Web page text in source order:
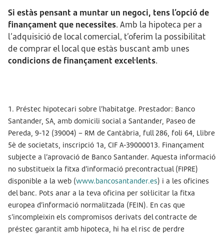
Si estàs pensant a muntar un negoci, tens l’opció de
finançament que necessites. Amb la hipoteca per a
l’adquisició de local comercial, t’oferim la possibilitat
de comprar el local que estàs buscant amb unes
condicions de finançament excel·lents.
1. Préstec hipotecari sobre l’habitatge. Prestador: Banco
Santander, SA, amb domicili social a Santander, Paseo de
Pereda, 9-12 (39004) – RM de Cantàbria, full 286, foli 64, Llibre
5è de societats, inscripció 1a, CIF A-39000013. Finançament
subjecte a l’aprovació de Banco Santander. Aquesta informació
no substitueix la fitxa d’informació precontractual (FIPRE)
disponible a la web (www.bancosantander.es) i a les oficines
del banc. Pots anar a la teva oficina per sol·licitar la fitxa
europea d’informació normalitzada (FEIN). En cas que
s’incompleixin els compromisos derivats del contracte de
préstec garantit amb hipoteca, hi ha el risc de perdre